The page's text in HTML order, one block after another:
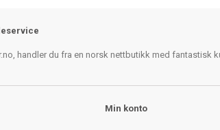
handler du fra en norsk nettbutikk med
Min konto